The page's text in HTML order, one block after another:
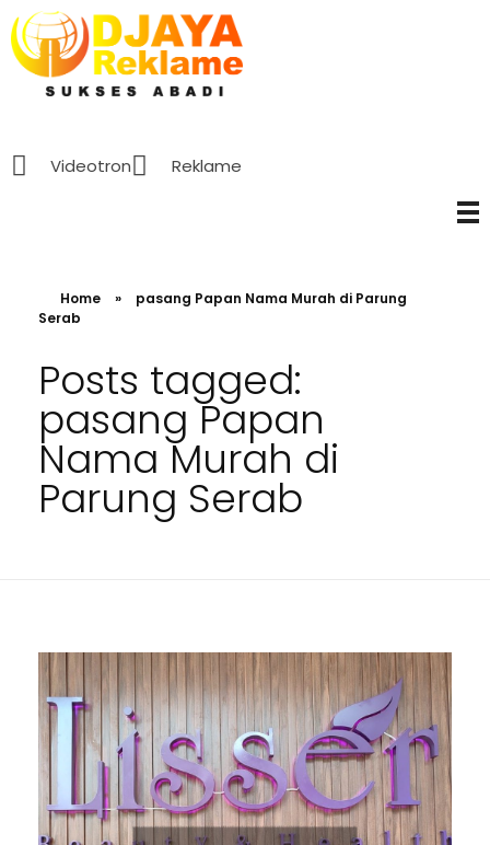
Videotron Reklame
Home »
pasang Papan Nama Murah di Parung
Serab
Posts tagged:
pasang Papan
Nama Murah di
Parung Serab